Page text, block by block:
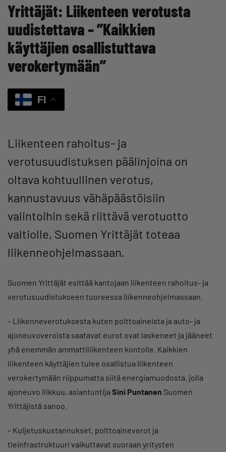
Yrittäjät: Liikenteen verotusta
uudistettava – ”Kaikkien
käyttäjien osallistuttava
verokertymään”
FI
Liikenteen rahoitus- ja
verotusuudistuksen päälinjoina on
oltava kohtuullinen verotus,
kannustavuus vähäpäästöisiin
valintoihin sekä riittävä verotuotto
valtiolle, Suomen Yrittäjät toteaa
liikenneohjelmassaan.
Suomen Yrittäjät esittää kantojaan liikenteen rahoitus- ja
verotusuudistukseen tuoreessa liikenneohjelmassaan.
– Liikenneverotuksesta kuten polttoaineista ja auto- ja
ajoneuvoveroista saatavat eurot ovat laskeneet ja jääneet
yhä enemmän ammattiliikenteen kontolle. Kaikkien
liikenteen käyttäjien tulee osallistua liikenteen
verokertymään riippumatta siitä energiamuodosta, jolla
ajoneuvo liikkuu, asiantuntija Sini Puntanen Suomen
Yrittäjistä sanoo.
– Kuljetuskustannukset, polttoaineverot ja
tieinfrastruktuuri vaikuttavat suoraan yritysten